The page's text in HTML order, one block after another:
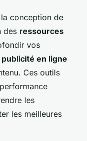
conception de
des ressources
vos
publicité en ligne
Ces outils
les
les meilleures